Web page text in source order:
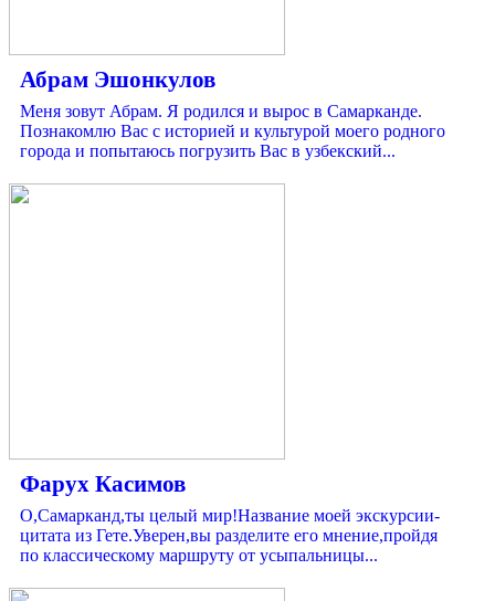
Абрам Эшонкулов
Меня зовут Абрам. Я родился и вырос в Самарканде.
Познакомлю Вас с историей и культурой моего родного
города и попытаюсь погрузить Вас в узбекский...
Фарух Касимов
О,Самарканд,ты целый мир!Название моей экскурсии-
цитата из Гете.Уверен,вы разделите его мнение,пройдя
по классическому маршруту от усыпальницы...